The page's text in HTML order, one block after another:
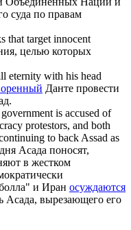
суда по правам
that target innocent
целью которых
eternity with his head
Данте провести
is accused of
protestors, and both
to back Assad as
Асада поносят,
в жестком
и Иран осуждаются
Асада, вырезающего его